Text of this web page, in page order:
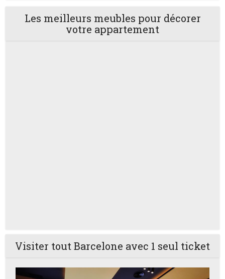
Les meilleurs meubles pour décorer
votre appartement
Visiter tout Barcelone avec 1 seul ticket